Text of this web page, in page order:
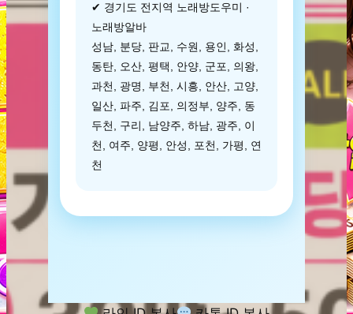
✔ 경기도 전지역 노래방도우미 ·
노래방알바
성남, 분당, 판교, 수원, 용인, 화성,
동탄, 오산, 평택, 안양, 군포, 의왕,
과천, 광명, 부천, 시흥, 안산, 고양,
일산, 파주, 김포, 의정부, 양주, 동
두천, 구리, 남양주, 하남, 광주, 이
천, 여주, 양평, 안성, 포천, 가평, 연
천